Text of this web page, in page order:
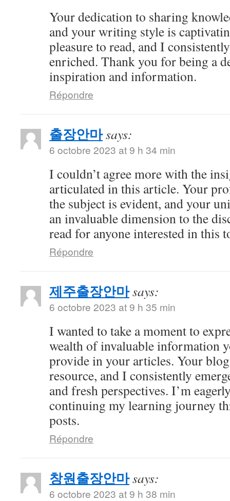
Your dedication to sharing
and your writing style is
pleasure to read, and I
enriched. Thank you for being a
inspiration and information.
Répondre
출장안마says:
6 octobre 2023 at 9 h 34 min
I couldn’t agree more with the
articulated in this article. Your
the subject is evident, and your
an invaluable dimension to the
read for anyone interested in this
Répondre
제주출장안마says:
6 octobre 2023 at 9 h 35 min
I wanted to take a moment to
wealth of invaluable information
provide in your articles. Your
resource, and I consistently
and fresh perspectives. I’m
continuing my learning journey
posts.
Répondre
창원출장안마says:
6 octobre 2023 at 9 h 38 min